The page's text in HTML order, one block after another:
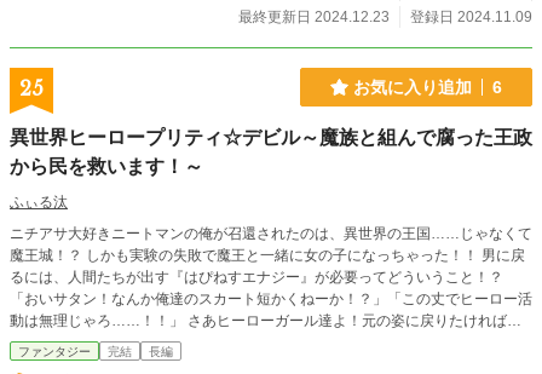
最終更新日 2024.12.23
登録日 2024.11.09
25 お気に入り追加 6
異世界ヒーロープリティ☆デビル～魔族と組んで腐った王政
から民を救います！～
ふぃる汰
ニチアサ大好きニートマンの俺が召還されたのは、異世界の王国……じゃなくて
魔王城！？ しかも実験の失敗で魔王と一緒に女の子になっちゃった！！ 男に戻
るには、人間たちが出す『はぴねすエナジー』が必要ってどういうこと！？
「おいサタン！なんか俺達のスカート短かくねーか！？」「この丈でヒーロー活
動は無理じゃろ……！！」 さあヒーローガール達よ！元の姿に戻りたければ王
国の圧政から人々を救い出すんだ！ パンチラなんか気にするな！たたかえ！美
少女ヒーロー・プリティ☆デビル！！
ファンタジー 完結 長編